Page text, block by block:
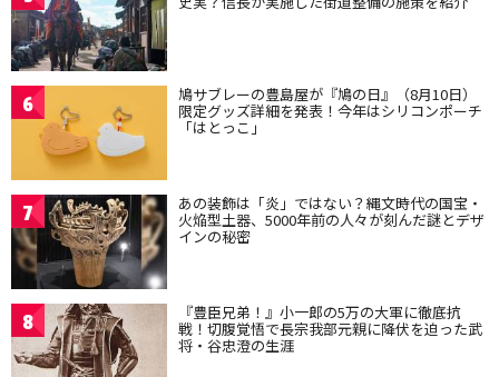
6 鳩サブレーの豊島屋が『鳩の日』（8月10日）
限定グッズ詳細を発表！今年はシリコンポーチ
「はとっこ」
7 あの装飾は「炎」ではない？縄文時代の国宝・
火焔型土器、5000年前の人々が刻んだ謎とデザ
インの秘密
8 『豊臣兄弟！』小一郎の5万の大軍に徹底抗
戦！切腹覚悟で長宗我部元親に降伏を迫った武
将・谷忠澄の生涯